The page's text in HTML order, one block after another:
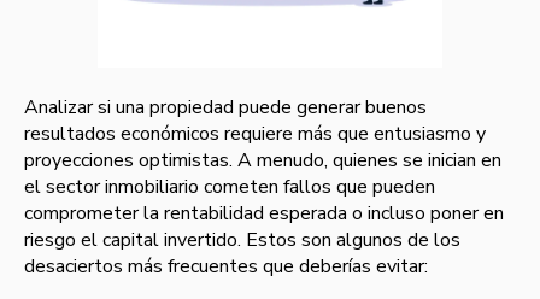
Analizar si una propiedad puede generar buenos
resultados económicos requiere más que entusiasmo y
proyecciones optimistas. A menudo, quienes se inician en
el sector inmobiliario cometen fallos que pueden
comprometer la rentabilidad esperada o incluso poner en
riesgo el capital invertido. Estos son algunos de los
desaciertos más frecuentes que deberías evitar: